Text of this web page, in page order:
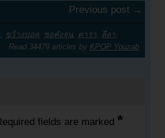
Previous post →
ขว้างบอล ซอคังจุน ดารา ลีลา
Read 34479 articles by KPOP Youzab
fields are marked *